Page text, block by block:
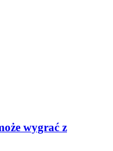
wygrać z